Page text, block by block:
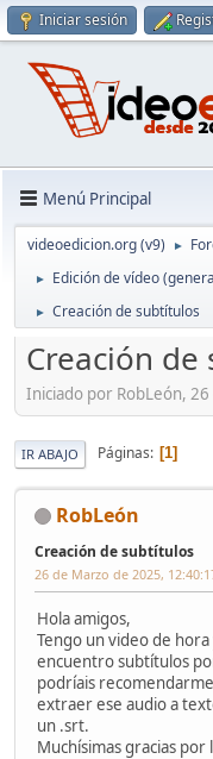
Iniciar sesión
Menú Principal
videoedicion.org (v9) ►
► Edición de vídeo
► Creación de subtítulos
Creación
Iniciado por RobLeón,
IR ABAJO Páginas 1
RobLeón
Creación de subtítulos
26 de Marzo de 2025,
Hola amigos,
Tengo un video de
encuentro subtítulos
podríais
extraer ese audio a
un .srt.
Muchísimas gracias por